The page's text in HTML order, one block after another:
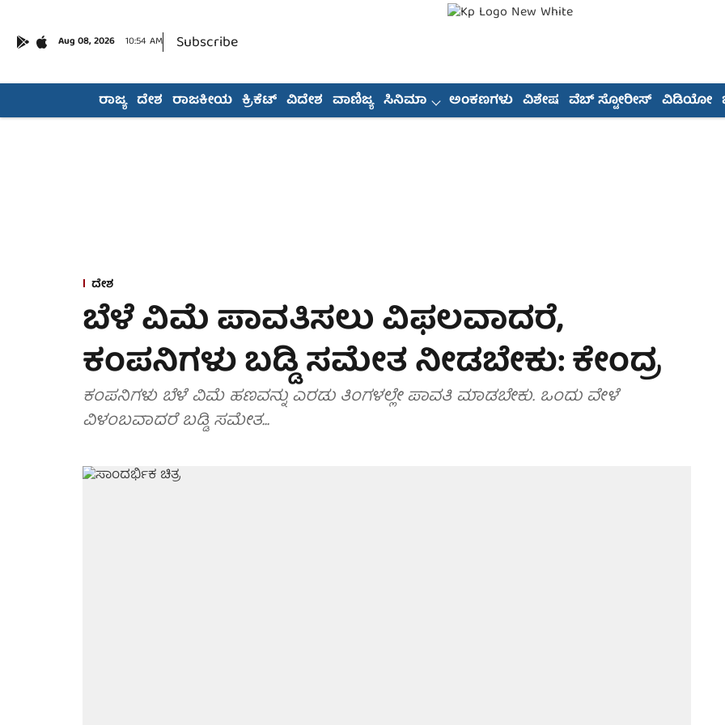
Aug 08, 2026 10:54 AM Subscribe
ರಾಜ್ಯ ದೇಶ ರಾಜಕೀಯ ಕ್ರಿಕೆಟ್ ವಿದೇಶ ವಾಣಿಜ್ಯ ಸಿನಿಮಾ ಅಂಕಣಗಳು ವಿಶೇಷ ವೆಬ್ ಸ್ಟೋರೀಸ್ ವಿಡಿಯೋ
ದೇಶ
ಬೆಳೆ ವಿಮೆ ಪಾವತಿಸಲು ವಿಫಲವಾದರೆ,
ಕಂಪನಿಗಳು ಬಡ್ಡಿ ಸಮೇತ ನೀಡಬೇಕು: ಕೇಂದ್ರ
ಕಂಪನಿಗಳು ಬೆಳೆ ವಿಮೆ ಹಣವನ್ನು ಎರಡು ತಿಂಗಳಲ್ಲೇ ಪಾವತಿ ಮಾಡಬೇಕು. ಒಂದು ವೇಳೆ
ವಿಳಂಬವಾದರೆ ಬಡ್ಡಿ ಸಮೇತ...